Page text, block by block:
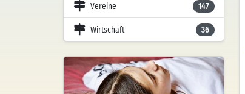
Vereine 147
Wirtschaft 36